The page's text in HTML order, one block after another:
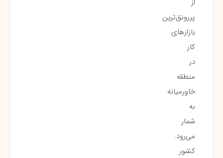
پررونق‌ترین
بازارهای
کار
در
منطقه
خاورمیانه
به
شمار
می‌رود.
کشور